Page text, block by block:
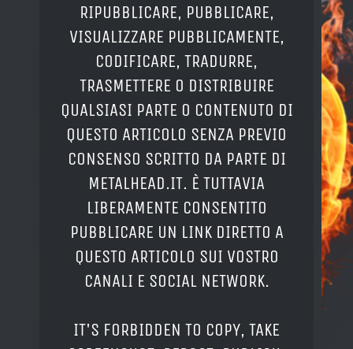
RIPUBBLICARE, PUBBLICARE,
VISUALIZZARE PUBBLICAMENTE,
CODIFICARE, TRADURRE,
TRASMETTERE O DISTRIBUIRE
QUALSIASI PARTE O CONTENUTO DI
QUESTO ARTICOLO SENZA PREVIO
CONSENSO SCRITTO DA PARTE DI
METALHEAD.IT. È TUTTAVIA
LIBERAMENTE CONSENTITO
PUBBLICARE UN LINK DIRETTO A
QUESTO ARTICOLO SUI VOSTRO
CANALI E SOCIAL NETWORK.
IT'S FORBIDDEN TO COPY, TAKE